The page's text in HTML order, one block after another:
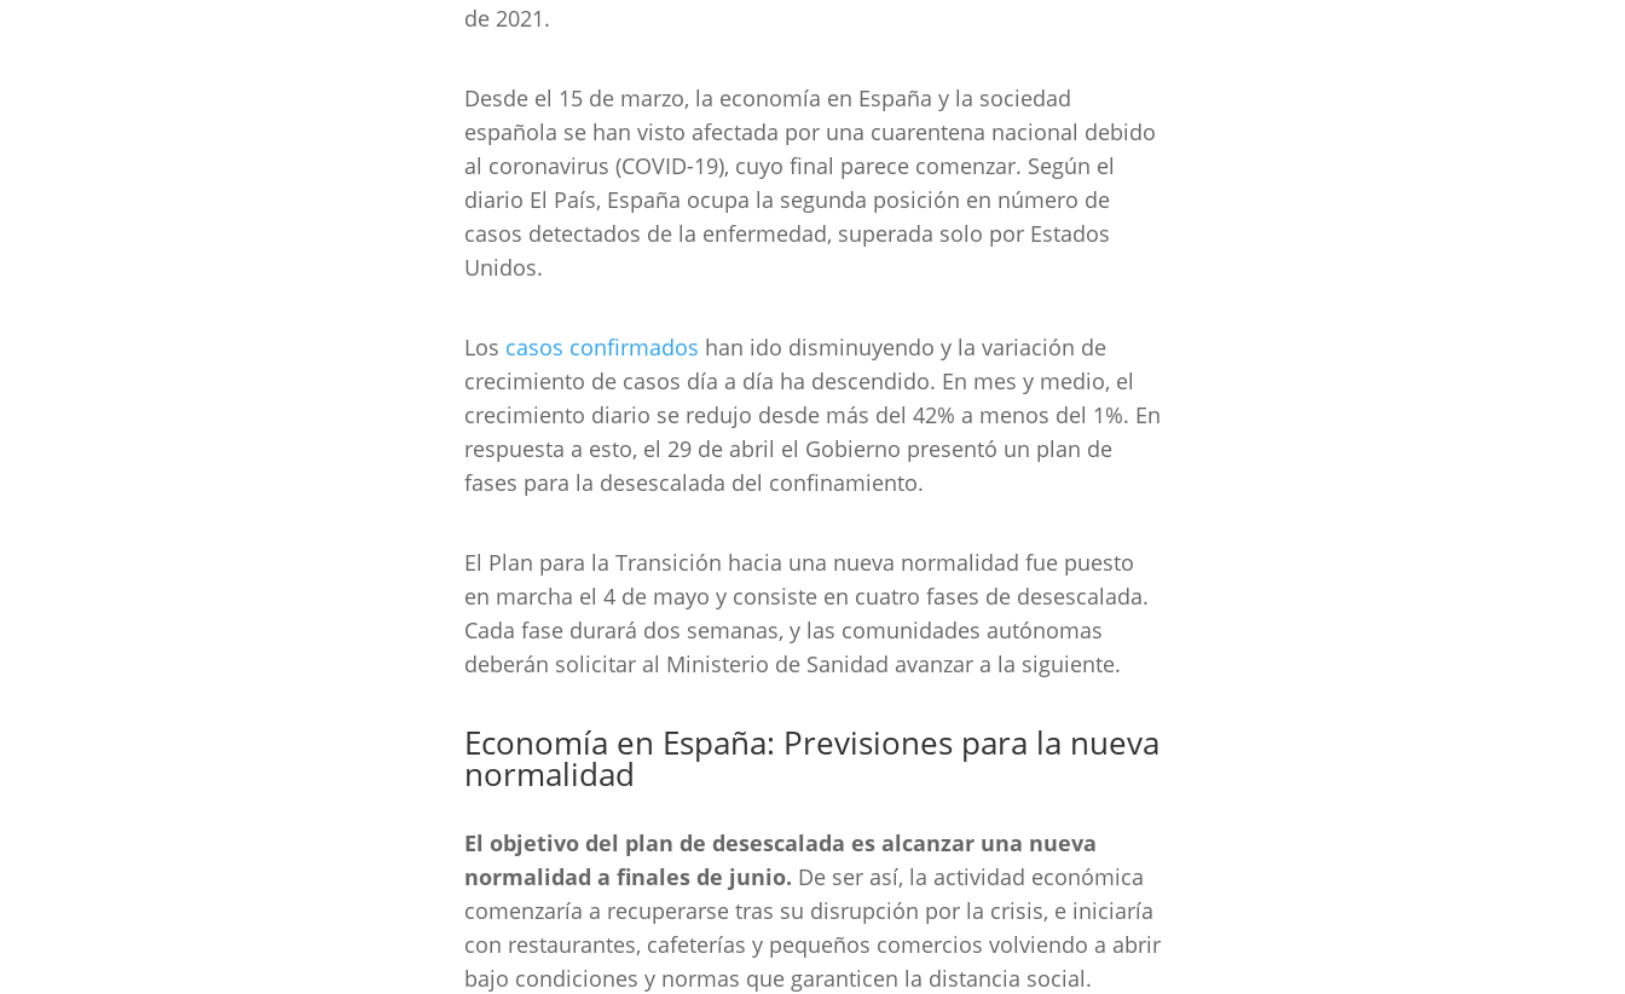
de 2021.
Desde el 15 de marzo, la economía en España y la sociedad
española se han visto afectada por una cuarentena nacional debido
al coronavirus (COVID-19), cuyo final parece comenzar. Según el
diario El País, España ocupa la segunda posición en número de
casos detectados de la enfermedad, superada solo por Estados
Unidos.
Los casos confirmados han ido disminuyendo y la variación de
crecimiento de casos día a día ha descendido. En mes y medio, el
crecimiento diario se redujo desde más del 42% a menos del 1%. En
respuesta a esto, el 29 de abril el Gobierno presentó un plan de
fases para la desescalada del confinamiento.
El Plan para la Transición hacia una nueva normalidad fue puesto
en marcha el 4 de mayo y consiste en cuatro fases de desescalada.
Cada fase durará dos semanas, y las comunidades autónomas
deberán solicitar al Ministerio de Sanidad avanzar a la siguiente.
Economía en España: Previsiones para la nueva
normalidad
El objetivo del plan de desescalada es alcanzar una nueva
normalidad a finales de junio. De ser así, la actividad económica
comenzaría a recuperarse tras su disrupción por la crisis, e iniciaría
con restaurantes, cafeterías y pequeños comercios volviendo a abrir
bajo condiciones y normas que garanticen la distancia social.